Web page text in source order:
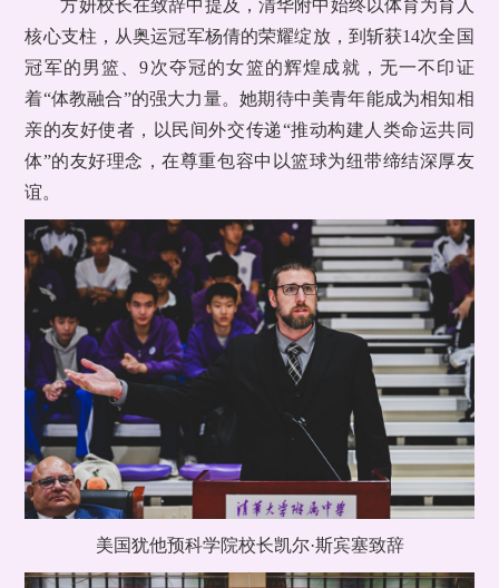
方妍校长在致辞中提及，清华附中始终以体育为育人
核心支柱，从奥运冠军杨倩的荣耀绽放，到斩获14次全国
冠军的男篮、9次夺冠的女篮的辉煌成就，无一不印证
着“体教融合”的强大力量。她期待中美青年能成为相知相
亲的友好使者，以民间外交传递“推动构建人类命运共同
体”的友好理念，在尊重包容中以篮球为纽带缔结深厚友
谊。
美国犹他预科学院校长凯尔·斯宾塞致辞